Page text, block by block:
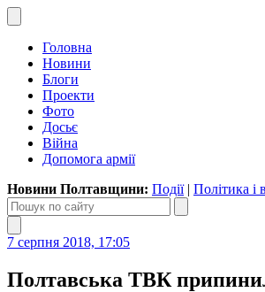
Головна
Новини
Блоги
Проекти
Фото
Досьє
Війна
Допомога армії
Новини Полтавщини: Події| Політика і
7 серпня 2018, 17:05
Полтавська ТВК